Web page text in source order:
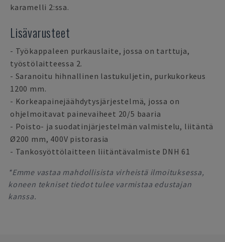
karamelli 2:ssa.
Lisävarusteet
- Työkappaleen purkauslaite, jossa on tarttuja,
työstölaitteessa 2.
- Saranoitu hihnallinen lastukuljetin, purkukorkeus
1200 mm.
- Korkeapainejäähdytysjärjestelmä, jossa on
ohjelmoitavat painevaiheet 20/5 baaria
- Poisto- ja suodatinjärjestelmän valmistelu, liitäntä
Ø200 mm, 400V pistorasia
- Tankosyöttölaitteen liitäntävalmiste DNH 61
*Emme vastaa mahdollisista virheistä ilmoituksessa,
koneen tekniset tiedot tulee varmistaa edustajan
kanssa.